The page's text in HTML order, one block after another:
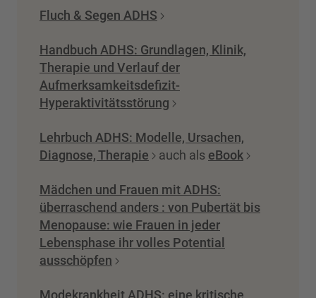
Fluch & Segen ADHS
Handbuch ADHS: Grundlagen, Klinik,
Therapie und Verlauf der
Aufmerksamkeitsdefizit-
Hyperaktivitätsstörung
Lehrbuch ADHS: Modelle, Ursachen,
Diagnose, Therapie
auch als eBook
Mädchen und Frauen mit ADHS:
überraschend anders : von Pubertät bis
Menopause: wie Frauen in jeder
Lebensphase ihr volles Potential
ausschöpfen
Modekrankheit ADHS: eine kritische